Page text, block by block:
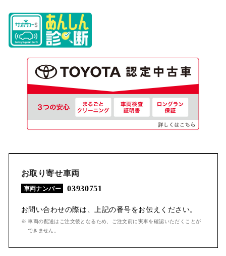
お取り寄せ車両
車両ナンバー 03930751
お問い合わせの際は、上記の番号をお伝えください。
※ 車両の配送はご注文後となるため、ご注文前に実車を確認いただくことが
できません。